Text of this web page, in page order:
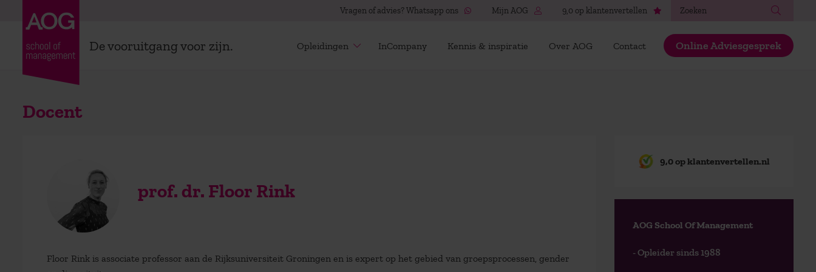
Vragen of advies? Whatsapp ons Mijn AOG 9,0 op klantenvertellen
De vooruitgang voor zijn. Opleidingen InCompany Kennis & inspiratie Over AOG Contact Online Adviesgesprek
Docent
prof. dr. Floor Rink
Floor Rink is associate professor aan de Rijksuniversiteit Groningen en is expert op het gebied van groepsprocessen, gender
9,0 op klantenvertellen.nl
AOG School Of Management
- Opleider sinds 1988